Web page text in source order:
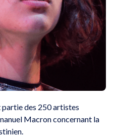
partie des 250 artistes
Macron concernant la